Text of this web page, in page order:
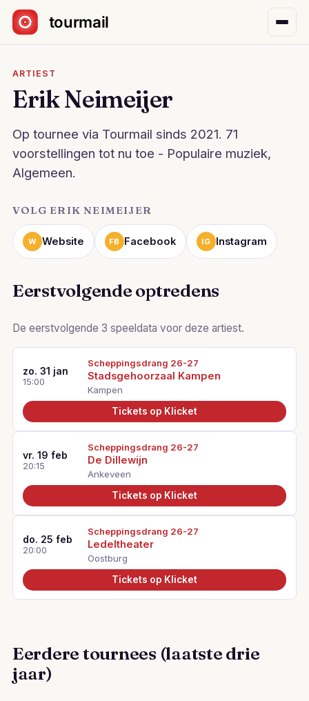
Sla navigatie over
ARTIEST
Erik Neimeijer
Op tournee via Tourmail sinds 2021. 71
voorstellingen tot nu toe - Populaire muziek,
Algemeen.
VOLG ERIK NEIMEIJER
W Website FB Facebook IG Instagram
Eerstvolgende optredens
De eerstvolgende 3 speeldata voor deze artiest.
zo. 31 jan
15:00
Scheppingsdrang 26-27
Stadsgehoorzaal Kampen
Kampen
Tickets op Klicket
vr. 19 feb
20:15
Scheppingsdrang 26-27
De Dillewijn
Ankeveen
Tickets op Klicket
do. 25 feb
20:00
Scheppingsdrang 26-27
Ledeltheater
Oostburg
Tickets op Klicket
Eerdere tournees (laatste drie
jaar)